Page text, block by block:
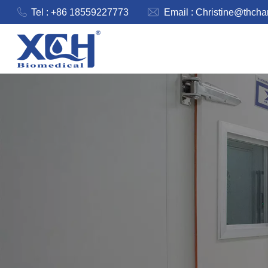
Tel : +86 18559227773 Email :